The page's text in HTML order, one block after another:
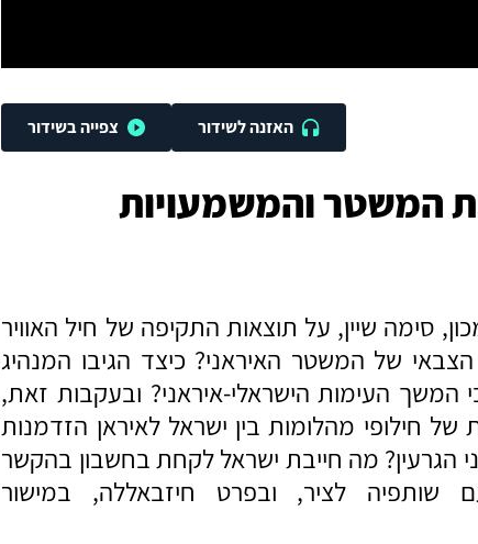
האזנה לשידור צפייה בשידור
המשטר והמשמעויות
סימה שיין, על תוצאות התקיפה של חיל האוויר
של המשטר האיראני? כיצד הגיבו המנהיג
המשך העימות הישראלי-איראני? ובעקבות זאת,
חילופי מהלומות בין ישראל לאיראן הזדמנות
מה חייבת ישראל לקחת בחשבון בהקשר
שותפיה לציר, ובפרט חיזבאללה, במישור